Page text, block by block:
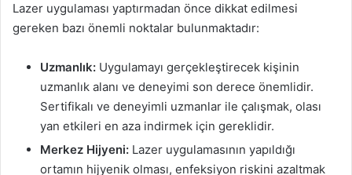
Lazer uygulaması yaptırmadan önce dikkat edilmesi
gereken bazı önemli noktalar bulunmaktadır:
Uzmanlık: Uygulamayı gerçekleştirecek kişinin
uzmanlık alanı ve deneyimi son derece önemlidir.
Sertifikalı ve deneyimli uzmanlar ile çalışmak, olası
yan etkileri en aza indirmek için gereklidir.
Merkez Hijyeni: Lazer uygulamasının yapıldığı
ortamın hijyenik olması, enfeksiyon riskini azaltmak